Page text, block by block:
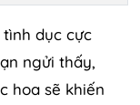
dục cực
ngửi thấy,
hoa sẽ khiến